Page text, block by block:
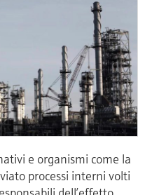
e organismi come la
processi interni volti